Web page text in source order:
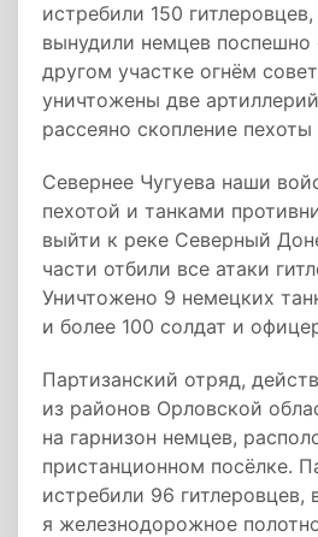
истребили 150
вынудили немцев поспешно
другом участке огнём
уничтожены две
рассеяно скопление пехоты
Севернее Чугуева наши
пехотой и танками
выйти к реке Северный
части отбили все атаки
Уничтожено 9 немецких
и более 100 солдат и
Партизанский отряд,
из районов Орловской
на гарнизон немцев,
пристанционном посёлке.
истребили 96 гитлеровцев,
я железнодорожное